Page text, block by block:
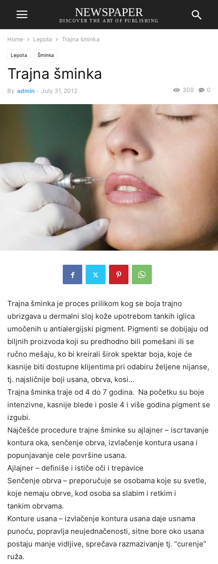
NEWSPAPER
DISCOVER THE ART OF PUBLISHING
Home Lepota Trajna šminka
Lepota Šminka
Trajna šminka
By admin - July 31, 2012 0
309
Trajna šminka je proces prilikom kog se boja trajno
ubrizgava u dermalni sloj kože upotrebom tankih iglica
umočenih u antialergijski pigment. Pigmenti se dobijaju od
biljnih proizvoda koji su predhodno bili pomešani ili se
ručno mešaju, ko bi kreirali širok spektar boja, koje će
kasnije biti dostupne klijentima pri odabiru željene nijanse,
tj. najsličnije boji usana, obrva, kosi…
Trajna šminka traje od 4 do 7 godina. Na početku su boje
intenzivne, kasnije blede i posle 4 i više godina pigment se
izgubi.
Najčešće procedure trajne šminke su ajlajner – iscrtavanje
kontura oka, senčenje obrva, izvlačenje kontura usana i
popunjavanje cele površine usana.
Ajlajner – definiše i ističe oči i trepavice
Senčenje obrva – preporučuje se osobama koje su svetle,
koje nemaju obrve, kod osoba sa slabim i retkim i
tankim obrvama.
Konture usana – izvlačenje kontura usana daje usnama
punoću, popravlja neujednačenosti, sitne bore oko usana
postaju manje vidljive, sprečava razmazivanje tj. “curenje”
ruža.